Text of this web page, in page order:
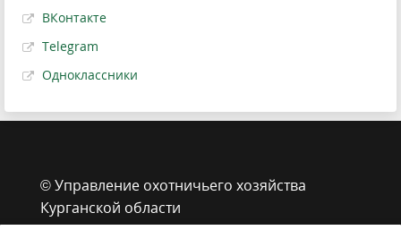
ВКонтакте
Telegram
Одноклассники
© Управление охотничьего хозяйства
Курганской области
г. Курган, ул. Володарского, 65 стр.1